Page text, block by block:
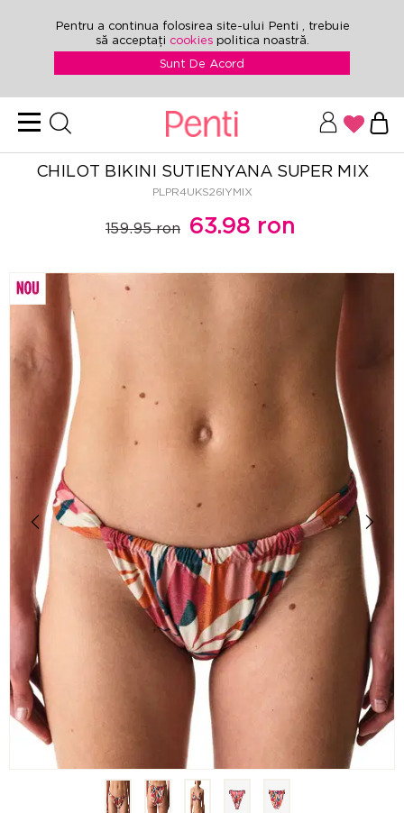
Pentru a continua folosirea site-ului Penti , trebuie
să acceptați cookies politica noastră.
Sunt De Acord
CHILOT BIKINI SUTIENYANA SUPER MIX
PLPR4UKS26IYMIX
159.95 ron 63.98 ron